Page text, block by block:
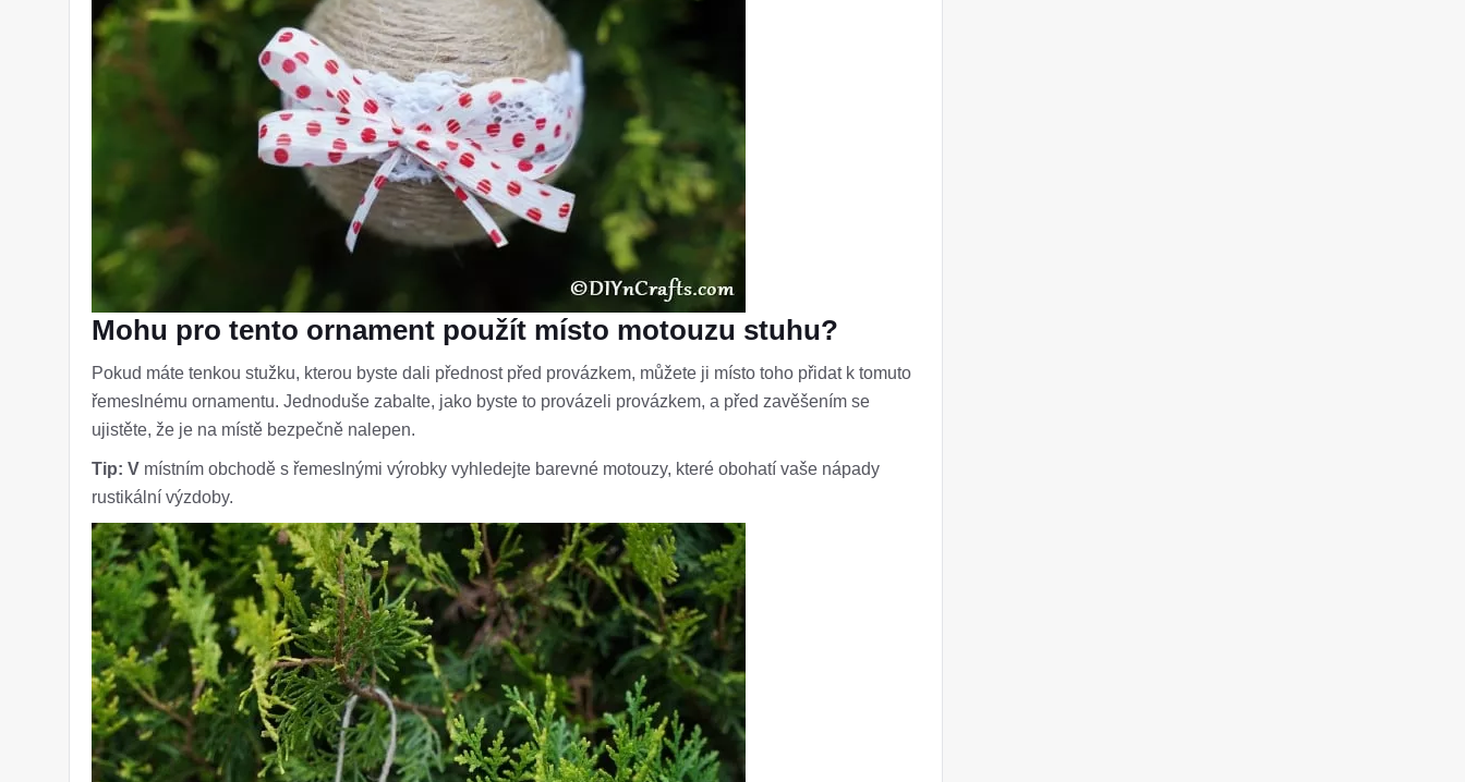
Mohu pro tento ornament použít místo motouzu stuhu?
Pokud máte tenkou stužku, kterou byste dali přednost před provázkem, můžete ji místo toho přidat k tomuto
řemeslnému ornamentu. Jednoduše zabalte, jako byste to provázeli provázkem, a před zavěšením se
ujistěte, že je na místě bezpečně nalepen.
Tip: V místním obchodě s řemeslnými výrobky vyhledejte barevné motouzy, které obohatí vaše nápady
rustikální výzdoby.